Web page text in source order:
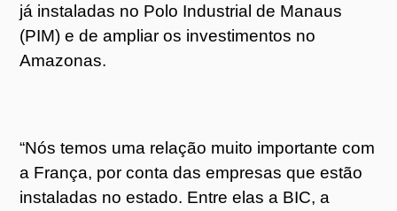
já instaladas no Polo Industrial de Manaus
(PIM) e de ampliar os investimentos no
Amazonas.
“Nós temos uma relação muito importante com
a França, por conta das empresas que estão
instaladas no estado. Entre elas a BIC, a